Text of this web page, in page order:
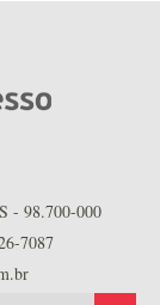
- 98.700-000
7087